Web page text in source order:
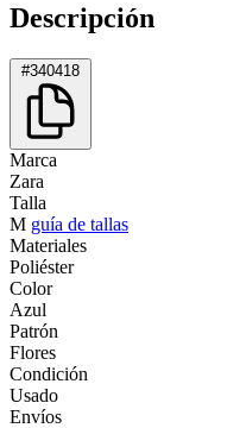
Descripción
#340418
Marca
Zara
Talla
M guía de tallas
Materiales
Poliéster
Color
Azul
Patrón
Flores
Condición
Usado
Envíos